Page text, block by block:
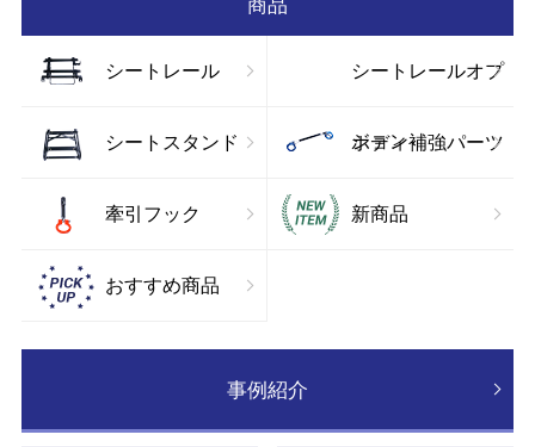
商品
シートレール シートレールオプ
ション
シートスタンド ボディ補強パーツ
牽引フック 新商品
おすすめ商品
事例紹介